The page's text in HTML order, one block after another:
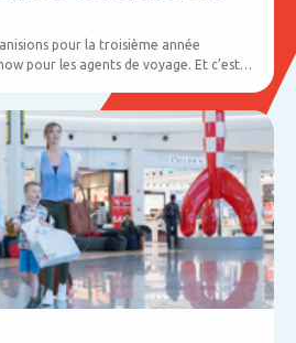
pour la troisième année
pour les agents de voyage. Et c’est
aux ateliers répartis sur trois soirées